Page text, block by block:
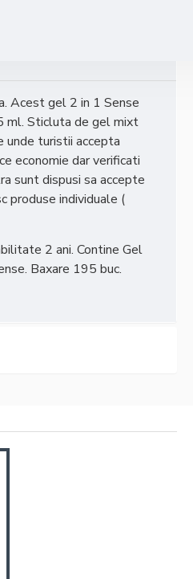
Acest gel 2 in 1 Sense
ml. Sticluta de gel mixt
turistii accepta
economie dar verificati
sunt dispusi sa accepte
produse individuale (
2 ani. Contine Gel
Baxare 195 buc.